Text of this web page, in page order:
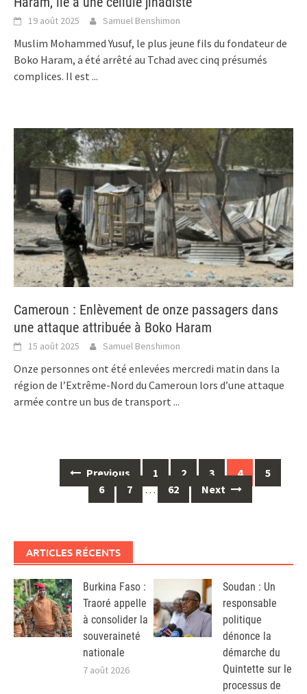
19 août 2025 Samuel Benshimon
Muslim Mohammed Yusuf, le plus jeune fils du fondateur de
Boko Haram, a été arrêté au Tchad avec cinq présumés
complices. Il est ...
Cameroun : Enlèvement de onze passagers dans
une attaque attribuée à Boko Haram
15 août 2025 Samuel Benshimon
Onze personnes ont été enlevées mercredi matin dans la
région de l’Extrême-Nord du Cameroun lors d’une attaque
armée contre un bus de transport ...
navigation
Previous 1 2 3 4
5
6
7 … 62 Next
ARTICLES RÉCENTS
Burkina Faso :
Traoré appelle
à consolider la
souveraineté
nationale
7 août 2026
Soudan : Un
responsable
politique
dénonce la
démarche du
Quintette sur le
processus de